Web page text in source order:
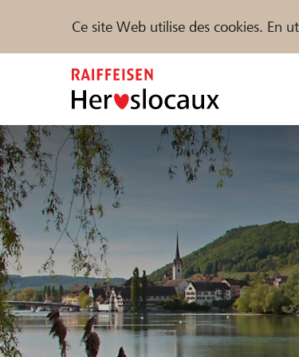
Ce site Web utilise des cookies. En
Parrainer Soutien & assistance
Trouvez des projets et des
DE FR IT